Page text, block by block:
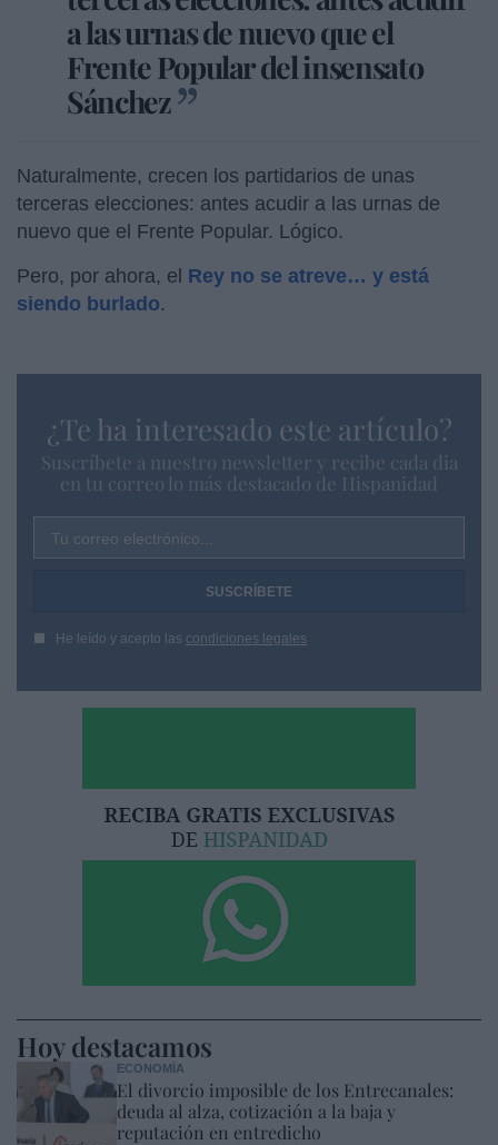
a las urnas de nuevo que el
Frente Popular del insensato
Sánchez
Naturalmente, crecen los partidarios de unas
terceras elecciones: antes acudir a las urnas de
nuevo que el Frente Popular. Lógico.
Pero, por ahora, el Rey no se atreve… y está
siendo burlado.
¿Te ha interesado este artículo?
Suscríbete a nuestro newsletter y recibe cada dia
en tu correo lo más destacado de Hispanidad
Tu correo electrónico...
He leído y acepto las condiciones legales
Hoy destacamos
ECONOMÍA
El divorcio imposible de los Entrecanales:
deuda al alza, cotización a la baja y
reputación en entredicho